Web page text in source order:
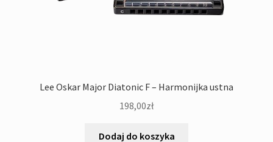
Lee Oskar Major Diatonic F – Harmonijka ustna
198,00zł
Dodaj do koszyka